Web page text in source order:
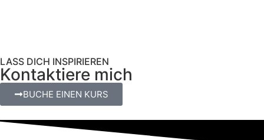
LASS DICH INSPIRIEREN
Kontaktiere mich
BUCHE EINEN KURS